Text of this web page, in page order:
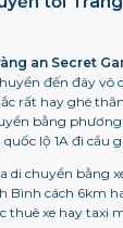
an Secret
đến đây vô
rất hay ghé
bằng
lộ 1A đi cầu
di chuyển bằng
Bình cách 6km
xe hay taxi